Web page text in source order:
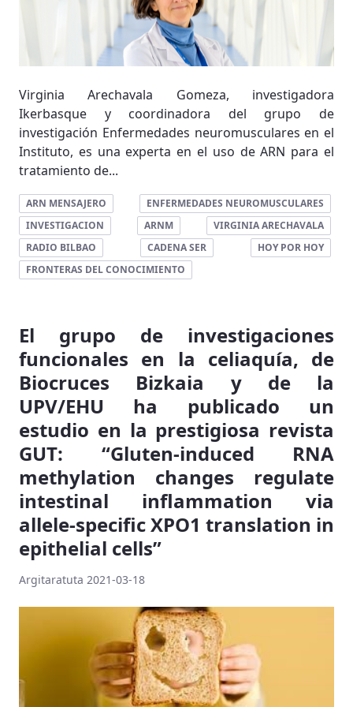
Virginia Arechavala Gomeza, investigadora
Ikerbasque y coordinadora del grupo de
investigación Enfermedades neuromusculares en el
Instituto, es una experta en el uso de ARN para el
tratamiento de...
ARN MENSAJERO
ENFERMEDADES NEUROMUSCULARES
INVESTIGACION
ARNM
VIRGINIA ARECHAVALA
RADIO BILBAO
CADENA SER
HOY POR HOY
FRONTERAS DEL CONOCIMIENTO
El grupo de investigaciones
funcionales en la celiaquía, de
Biocruces Bizkaia y de la
UPV/EHU ha publicado un
estudio en la prestigiosa revista
GUT: “Gluten-induced RNA
methylation changes regulate
intestinal inflammation via
allele-specific XPO1 translation in
epithelial cells”
Argitaratuta 2021-03-18